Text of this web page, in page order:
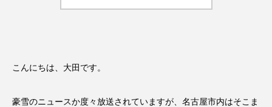
こんにちは、大田です。
豪雪のニュースか度々放送されていますが、名古屋市内はそこま